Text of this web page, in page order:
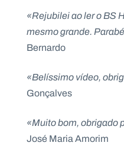
«Rejubilei ao ler o BS
mesmo grande.
Bernardo
«Belíssimo vídeo,
Gonçalves
«Muito bom, obrigado
José Maria Amorim
s
l
e
e